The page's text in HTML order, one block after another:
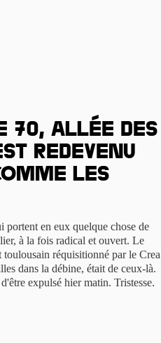
70, allée des
redevenu
les
portent en eux quelque chose de
à la fois radical et ouvert. Le
réquisitionné par le Crea
dans la débine, était de ceux-là.
expulsé hier matin. Tristesse.